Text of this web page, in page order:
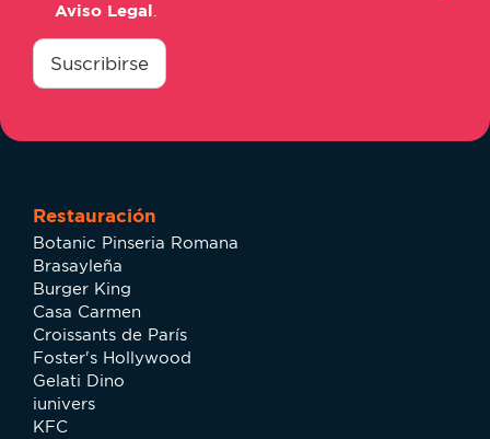
Aviso Legal
consentimiento
Suscribirse
Restauración
Botanic Pinseria Romana
Brasayleña
Burger King
Casa Carmen
Croissants de París
Foster's Hollywood
Gelati Dino
iunivers
KFC